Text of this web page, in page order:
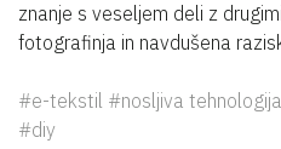
znanje s veseljem deli z
fotografinja in navdušena
#e-tekstil #nosljiva
#diy